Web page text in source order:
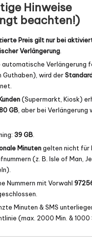
Hinweise
beachten!)
Preis gilt nur bei
Verlängerung.
automatische Verlängerung
Guthaben), wird der
(Supermarkt, Kiosk)
GB, aber bei Verlängerung
39 GB
Minutengelten nicht für
(z. B. Isle of Man,
Nummern mit Vorwahl
Minuten & SMS
(max. 2000 Min. & 1000